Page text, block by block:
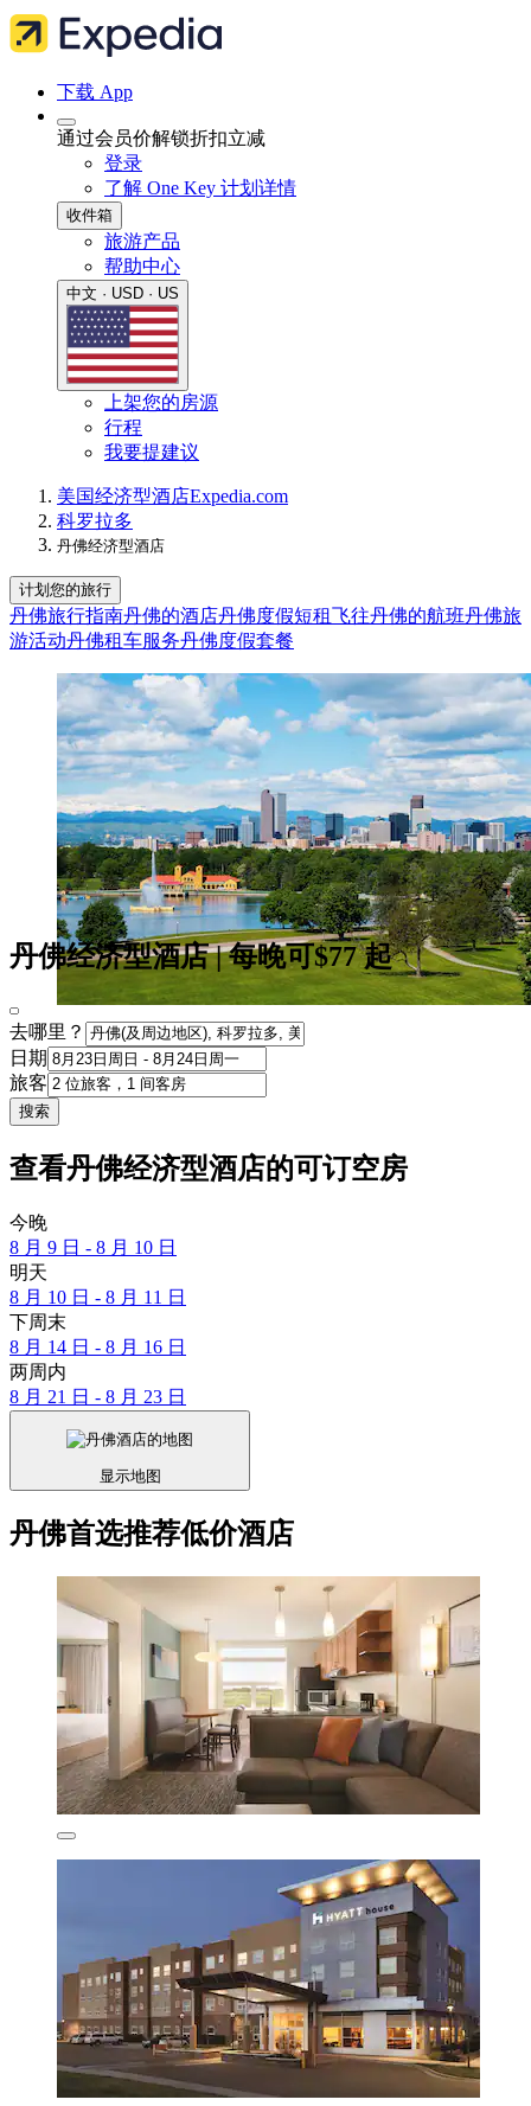
下载 App
通过会员价解锁折扣立减
登录
了解 One Key 计划详情
收件箱
旅游产品
帮助中心
中文 · USD · US
上架您的房源
行程
我要提建议
美国经济型酒店Expedia.com
科罗拉多
丹佛经济型酒店​
计划您的旅行
丹佛旅行指南丹佛的酒店丹佛度假短租飞往丹佛的航班丹佛旅
游活动丹佛租车服务丹佛度假套餐
丹佛经济型酒店 | 每晚可$77 起
去哪里？
日期
旅客
搜索
查看丹佛经济型酒店的可订空房
今晚
8 月 9 日 - 8 月 10 日
明天
8 月 10 日 - 8 月 11 日
下周末
8 月 14 日 - 8 月 16 日
两周内
8 月 21 日 - 8 月 23 日
显示地图
丹佛首选推荐低价酒店